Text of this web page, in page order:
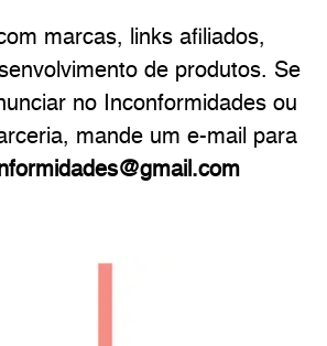
marcas, links afiliados,
de produtos. Se
no Inconformidades ou
mande um e-mail para